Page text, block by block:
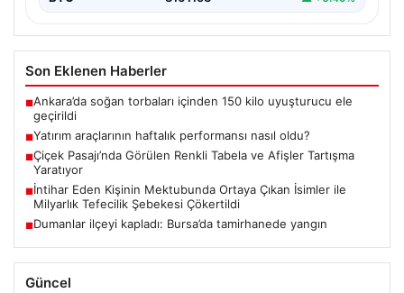
Son Eklenen Haberler
■Ankara’da soğan torbaları içinden 150 kilo uyuşturucu ele
geçirildi
■Yatırım araçlarının haftalık performansı nasıl oldu?
■Çiçek Pasajı’nda Görülen Renkli Tabela ve Afişler Tartışma
Yaratıyor
■İntihar Eden Kişinin Mektubunda Ortaya Çıkan İsimler ile
Milyarlık Tefecilik Şebekesi Çökertildi
■Dumanlar ilçeyi kapladı: Bursa’da tamirhanede yangın
Güncel